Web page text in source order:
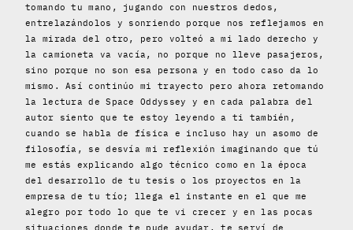
tomando tu mano, jugando con nuestros dedos,
entrelazándolos y sonriendo porque nos reflejamos en
la mirada del otro, pero volteó a mi lado derecho y
la camioneta va vacía, no porque no lleve pasajeros,
sino porque no son esa persona y en todo caso da lo
mismo. Así continúo mi trayecto pero ahora retomando
la lectura de Space Oddyssey y en cada palabra del
autor siento que te estoy leyendo a ti también,
cuando se habla de física e incluso hay un asomo de
filosofía, se desvía mi reflexión imaginando que tú
me estás explicando algo técnico como en la época
del desarrollo de tu tesis o los proyectos en la
empresa de tu tío; llega el instante en el que me
alegro por todo lo que te vi crecer y en las pocas
situaciones donde te pude ayudar, te serví de